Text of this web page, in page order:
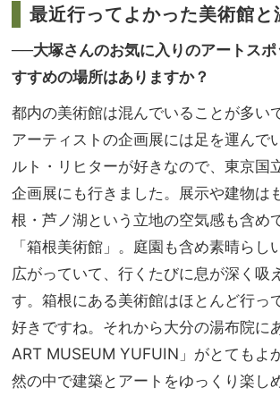
最近行ってよかった美術館と
──大塚さんのお気に入りのアートス
すすめの場所はありますか？
都内の美術館は混んでいることが多い
アーティストの企画展には足を運んで
ルト・リヒターが好きなので、東京国
企画展にも行きました。展示や建物は
根・芦ノ湖という立地の空気感も含め
「箱根美術館」。庭園も含め素晴らし
広がっていて、行くたびに息が深く吸
す。箱根にある美術館はほとんど行っ
好きですね。それから大分の湯布院に
ART MUSEUM YUFUIN」がとてもよ
然の中で建築とアートをゆっくり楽し